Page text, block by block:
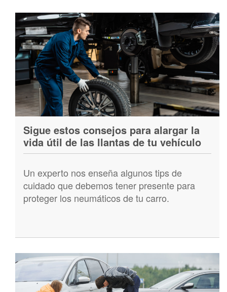
Sigue estos consejos para alargar la
vida útil de las llantas de tu vehículo
Un experto nos enseña algunos tips de
cuidado que debemos tener presente para
proteger los neumáticos de tu carro.